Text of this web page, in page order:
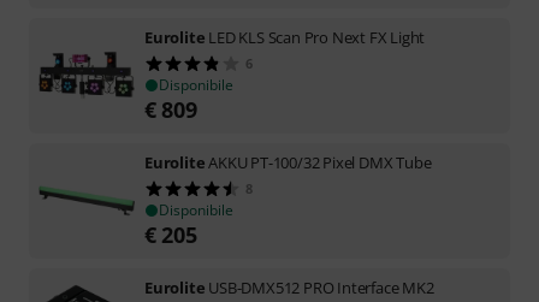
Eurolite LED KLS Scan Pro Next FX Light
6
Disponibile
€ 809
EuroliteAKKU PT-100/32 Pixel DMX Tube
8
Disponibile
€ 205
Eurolite USB-DMX512 PRO Interface MK2